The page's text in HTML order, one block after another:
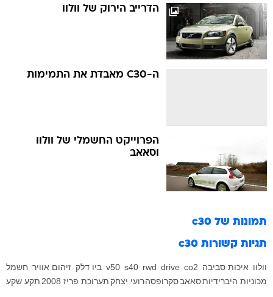
הדרייב הירוק של וולוו
ה-C30 מאבדת את התמימות
הפרוייקט החשמלי של וולוו
וסאאב
תמונות של c30
תגיות קשורות c30
וולוו איכות סביבה co2
drive
rwd
s40
v50 ביו דלק זיהום אוויר חשמל
מכוניות היברידיותסאאבסקרופסהרועי יצחקתערוכת פריז 2008 תקע שקע